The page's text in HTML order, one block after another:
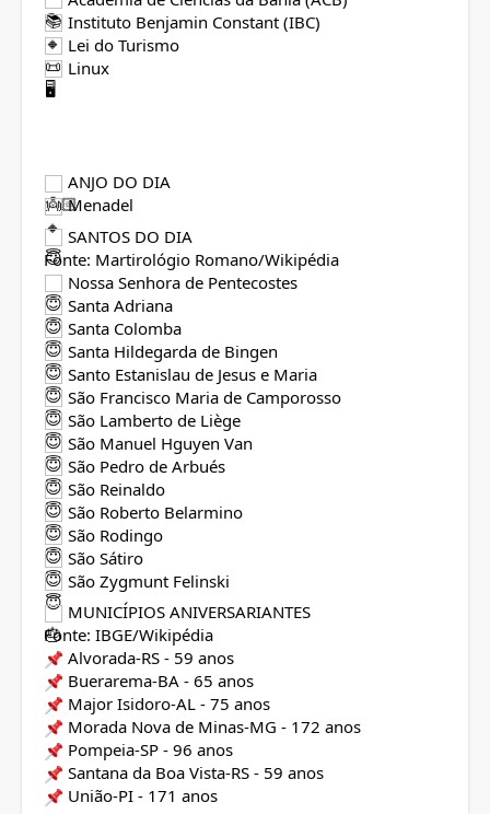
Instituto Benjamin Constant (IBC)
Lei do Turismo
Linux
ANJO DO DIA
Menadel
SANTOS DO DIA
Fonte: Martirológio Romano/Wikipédia
Nossa Senhora de Pentecostes
Santa Adriana
Santa Colomba
Santa Hildegarda de Bingen
Santo Estanislau de Jesus e Maria
São Francisco Maria de Camporosso
São Lamberto de Liège
São Manuel Hguyen Van
São Pedro de Arbués
São Reinaldo
São Roberto Belarmino
São Rodingo
São Sátiro
São Zygmunt Felinski
MUNICÍPIOS ANIVERSARIANTES
Fonte: IBGE/Wikipédia
Alvorada-RS - 59 anos
Buerarema-BA - 65 anos
Major Isidoro-AL - 75 anos
Morada Nova de Minas-MG - 172 anos
Pompeia-SP - 96 anos
Santana da Boa Vista-RS - 59 anos
União-PI - 171 anos